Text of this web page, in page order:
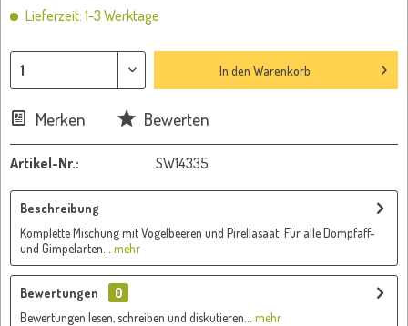
Lieferzeit: 1-3 Werktage
In den Warenkorb
Merken Bewerten
Artikel-Nr.: SW14335
Beschreibung
Komplette Mischung mit Vogelbeeren und Pirellasaat. Für alle Dompfaff-
und Gimpelarten...
mehr
Bewertungen
0
Bewertungen lesen, schreiben und diskutieren...
mehr